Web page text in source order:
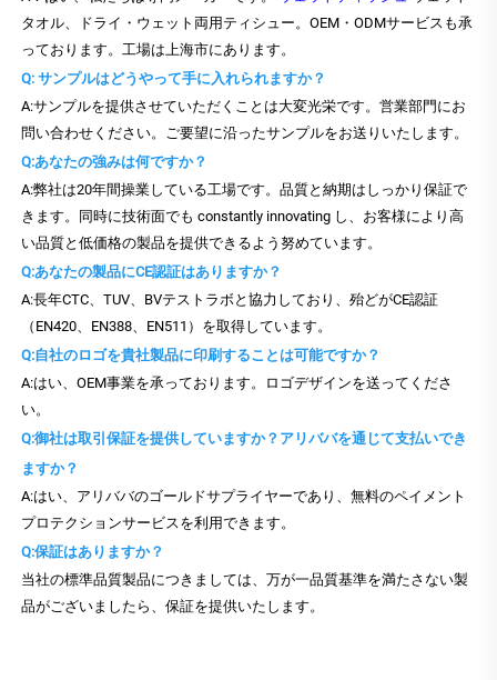
タオル、ドライ・ウェット両用ティシュー。OEM・ODMサービスも承
っております。工場は上海市にあります。
Q: サンプルはどうやって手に入れられますか？
A:サンプルを提供させていただくことは大変光栄です。営業部門にお
問い合わせください。ご要望に沿ったサンプルをお送りいたします。
Q:あなたの強みは何ですか？
A:弊社は20年間操業している工場です。品質と納期はしっかり保証で
きます。同時に技術面でも constantly innovating し、お客様により高
い品質と低価格の製品を提供できるよう努めています。
Q:あなたの製品にCE認証はありますか？
A:長年CTC、TUV、BVテストラボと協力しており、殆どがCE認証
（EN420、EN388、EN511）を取得しています。
Q:自社のロゴを貴社製品に印刷することは可能ですか？
A:はい、OEM事業を承っております。ロゴデザインを送ってくださ
い。
Q:御社は取引保証を提供していますか？アリババを通じて支払いでき
ますか？
A:はい、アリババのゴールドサプライヤーであり、無料のペイメント
プロテクションサービスを利用できます。
Q:保証はありますか？
当社の標準品質製品につきましては、万が一品質基準を満たさない製
品がございましたら、保証を提供いたします。